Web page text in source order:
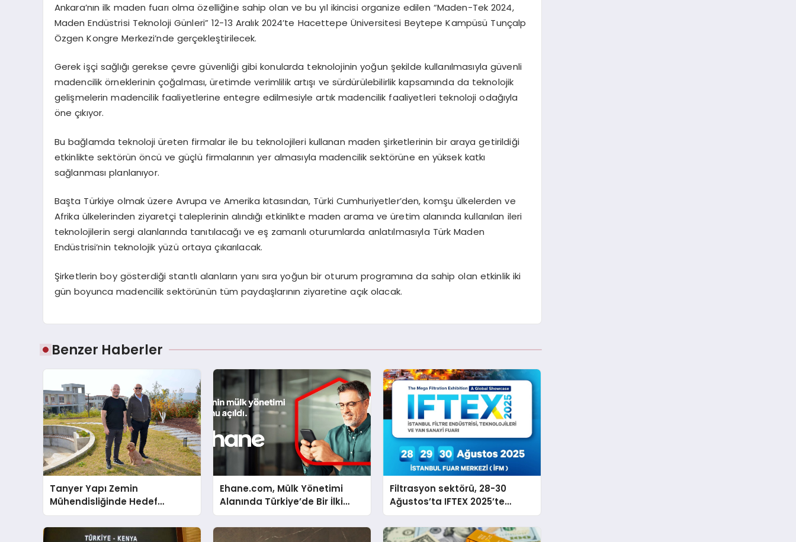
Ankara’nın ilk maden fuarı olma özelliğine sahip olan ve bu yıl ikincisi organize edilen “Maden-Tek 2024,
Maden Endüstrisi Teknoloji Günleri” 12-13 Aralık 2024’te Hacettepe Üniversitesi Beytepe Kampüsü Tunçalp
Özgen Kongre Merkezi’nde gerçekleştirilecek.
Gerek işçi sağlığı gerekse çevre güvenliği gibi konularda teknolojinin yoğun şekilde kullanılmasıyla güvenli
madencilik örneklerinin çoğalması, üretimde verimlilik artışı ve sürdürülebilirlik kapsamında da teknolojik
gelişmelerin madencilik faaliyetlerine entegre edilmesiyle artık madencilik faaliyetleri teknoloji odağıyla
öne çıkıyor.
Bu bağlamda teknoloji üreten firmalar ile bu teknolojileri kullanan maden şirketlerinin bir araya getirildiği
etkinlikte sektörün öncü ve güçlü firmalarının yer almasıyla madencilik sektörüne en yüksek katkı
sağlanması planlanıyor.
Başta Türkiye olmak üzere Avrupa ve Amerika kıtasından, Türki Cumhuriyetler’den, komşu ülkelerden ve
Afrika ülkelerinden ziyaretçi taleplerinin alındığı etkinlikte maden arama ve üretim alanında kullanılan ileri
teknolojilerin sergi alanlarında tanıtılacağı ve eş zamanlı oturumlarda anlatılmasıyla Türk Maden
Endüstrisi’nin teknolojik yüzü ortaya çıkarılacak.
Şirketlerin boy gösterdiği stantlı alanların yanı sıra yoğun bir oturum programına da sahip olan etkinlik iki
gün boyunca madencilik sektörünün tüm paydaşlarının ziyaretine açık olacak.
Benzer Haberler
Tanyer Yapı Zemin
Mühendisliğinde Hedef
Büyüttü
Ehane.com, Mülk Yönetimi
Alanında Türkiye’de Bir İlki
Gerçekleştirmek İçin Yayında
Filtrasyon sektörü, 28-30
Ağustos’ta IFTEX 2025’te
buluşacak